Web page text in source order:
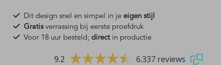
Dit design snel en simpel in je eigen stijl
Gratisverrassing bij eerste proefdruk
Voor 18 uur besteld; directin productie
9.2 6.337 reviews